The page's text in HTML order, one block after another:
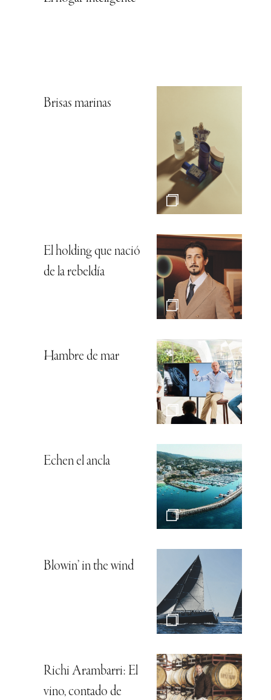
Brisas marinas
El holding que nació
de la rebeldía
Hambre de mar
Echen el ancla
Blowin’ in the wind
Richi Arambarri: El
vino, contado de